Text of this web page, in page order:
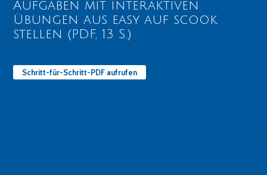
Aufgaben mit interaktiven
Übungen aus easy auf scook
stellen (PDF, 13 S.)
Schritt-für-Schritt-PDF aufrufen